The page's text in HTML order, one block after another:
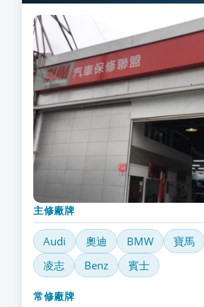
主修廠牌
Audi 奧迪 BMW 寶馬
凌志
Benz 賓士
常修廠牌